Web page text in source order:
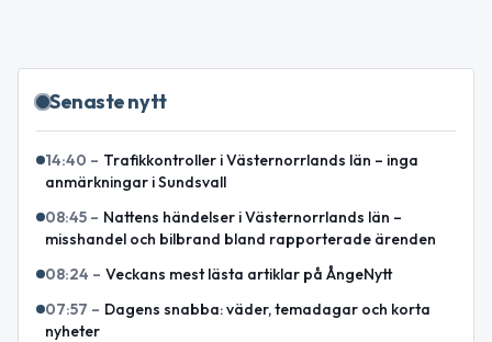
Senaste nytt
14:40 – Trafikkontroller i Västernorrlands län – inga
anmärkningar i Sundsvall
08:45 – Nattens händelser i Västernorrlands län –
misshandel och bilbrand bland rapporterade ärenden
08:24 – Veckans mest lästa artiklar på ÅngeNytt
07:57 – Dagens snabba: väder, temadagar och korta
nyheter